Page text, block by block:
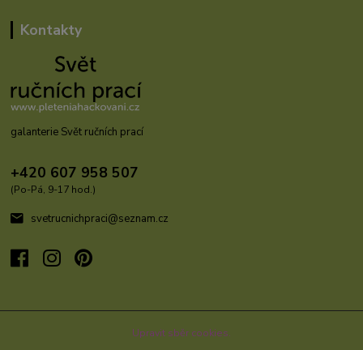
Kontakty
galanterie Svět ručních prací
+420 607 958 507
(Po-Pá, 9-17 hod.)
svetrucnichpraci@seznam.cz
Upravit sběr cookies.